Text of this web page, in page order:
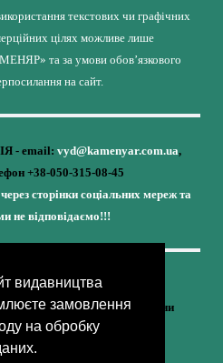
видавництва
замовлення
на обробку
текстових чи графічних
цілях можливе лише
та за умови обов’язкового
на сайт.
- email: vyd@kamenyar.com.ua,
+38-050-315-08-45
сторінки соціальних мереж та
не відповідаємо!!!
- це внесок у спротив,
та неминучу перемогу України
«КАМЕНЯР»)